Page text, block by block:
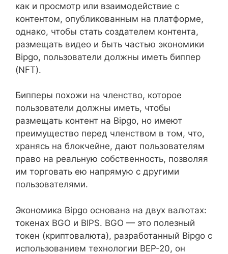
как и просмотр или взаимодействие с
контентом, опубликованным на платформе,
однако, чтобы стать создателем контента,
размещать видео и быть частью экономики
Bipgo, пользователи должны иметь биппер
(NFT).
Бипперы похожи на членство, которое
пользователи должны иметь, чтобы
размещать контент на Bipgo, но имеют
преимущество перед членством в том, что,
хранясь на блокчейне, дают пользователям
право на реальную собственность, позволяя
им торговать ею напрямую с другими
пользователями.
Экономика Bipgo основана на двух валютах:
токенах BGO и BIPS. BGO — это полезный
токен (криптовалюта), разработанный Bipgo с
использованием технологии BEP-20, он